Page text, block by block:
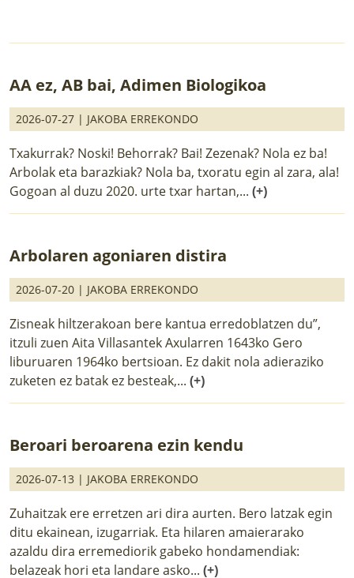
AA ez, AB bai, Adimen Biologikoa
2026-07-27 | JAKOBA ERREKONDO
Txakurrak? Noski! Behorrak? Bai! Zezenak? Nola ez ba!
Arbolak eta barazkiak? Nola ba, txoratu egin al zara, ala!
Gogoan al duzu 2020. urte txar hartan,... (+)
Arbolaren agoniaren distira
2026-07-20 | JAKOBA ERREKONDO
Zisneak hiltzerakoan bere kantua erredoblatzen du”,
itzuli zuen Aita Villasantek Axularren 1643ko Gero
liburuaren 1964ko bertsioan. Ez dakit nola adieraziko
zuketen ez batak ez besteak,... (+)
Beroari beroarena ezin kendu
2026-07-13 | JAKOBA ERREKONDO
Zuhaitzak ere erretzen ari dira aurten. Bero latzak egin
ditu ekainean, izugarriak. Eta hilaren amaierarako
azaldu dira erremediorik gabeko hondamendiak:
belazeak hori eta landare asko... (+)